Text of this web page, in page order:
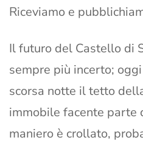
Riceviamo e
Il futuro del Castello di
sempre più incerto;
scorsa notte il tetto
immobile facente parte
maniero è crollato,